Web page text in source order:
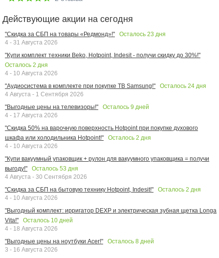
Действующие акции на сегодня
"Скидка за СБП на товары «Редмонд»!" Осталось 23 дня
4 - 31 Августа 2026
"Купи комплект техники Beko, Hotpoint, Indesit - получи скидку до 30%!"
Осталось 2 дня
4 - 10 Августа 2026
"Аудиосистема в комплекте при покупке ТВ Samsung!"
Осталось 24 дня
4 Августа - 1 Сентября 2026
"Выгодные цены на телевизоры!"
Осталось 9 дней
4 - 17 Августа 2026
"Скидка 50% на варочную поверхность Hotpoint при покупке духового
шкафа или холодильника Hotpoint!"
Осталось 2 дня
4 - 10 Августа 2026
"Купи вакуумный упаковщик + рулон для вакуумного упаковщика = получи
выгоду!"
Осталось 53 дня
4 Августа - 30 Сентября 2026
"Скидка за СБП на бытовую технику Hotpoint, Indesit!"
Осталось 2 дня
4 - 10 Августа 2026
"Выгодный комплект: ирригатор DEXP и электрическая зубная щетка Longa
Vita!"
Осталось 10 дней
4 - 18 Августа 2026
"Выгодные цены на ноутбуки Acer!"
Осталось 8 дней
3 - 16 Августа 2026